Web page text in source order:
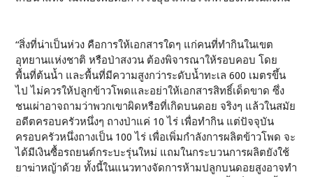
“สิ่งที่น่าเป็นห่วง คือการให้เอกสารใดๆ แก่คนที่ทำกินในเขต
อุทยานแห่งชาติ หรือป่าสงวน ต้องพิจารณาให้รอบคอบ โดย
พื้นที่ต้นน้ำ และพื้นที่มีความสูงกว่าระดับน้ำทะเล 600 เมตรขึ้น
ไป ไม่ควรให้ปลูกข้าวโพดและอย่าให้เอกสารสิทธิ์เด็ดขาด ซึ่ง
ชนเผ่าอาจถามว่าพวกเขาผิดหรือที่เกิดบนดอย จริงๆ แล้วในสมัย
อดีตครอบครัวหนึ่งๆ ถางป่าแค่ 10 ไร่ เพื่อทำกิน แต่ปัจจุบัน
ครอบครัวหนึ่งถางเป็น 100 ไร่ เพื่อเพิ่มกำลังการผลิตข้าวโพด จะ
ได้มีเงินซื้อรถยนต์กระบะรุ่นใหม่ แถมในกระบวนการผลิตยังใช้
ยาฆ่าหญ้าด้วย ทั้งนี้ในแนวทางจัดการห้ามปลูกบนดอยสูงอาจทำ